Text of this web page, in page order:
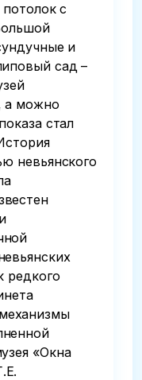
с
и
сад –
а можно
стал
невьянского
редкого
«Окна